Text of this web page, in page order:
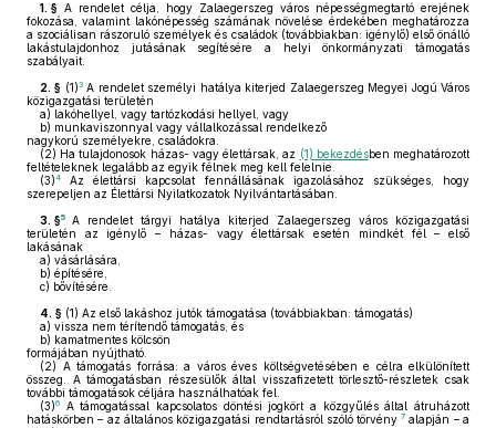
1. § A rendelet célja, hogy Zalaegerszeg város népességmegtartó erejének
fokozása, valamint lakónépesség számának növelése érdekében meghatározza
a szociálisan rászoruló személyek és családok (továbbiakban: igénylő) első önálló
lakástulajdonhoz jutásának segítésére a helyi önkormányzati támogatás
szabályait.
2. § (1)3A rendelet személyi hatálya kiterjed Zalaegerszeg Megyei Jogú Város
közigazgatási területén
a) lakóhellyel, vagy tartózkodási hellyel, vagy
b) munkaviszonnyal vagy vállalkozással rendelkező
nagykorú személyekre, családokra.
(2) Ha tulajdonosok házas- vagy élettársak, az (1) bekezdésben meghatározott
feltételeknek legalább az egyik félnek meg kell felelnie.
(3)4
Az élettársi kapcsolat fennállásának igazolásához szükséges, hogy
szerepeljen az Élettársi Nyilatkozatok Nyilvántartásában.
3. §5
A rendelet tárgyi hatálya kiterjed Zalaegerszeg város közigazgatási
területén az igénylő – házas- vagy élettársak esetén mindkét fél – első
lakásának
a) vásárlására,
b) építésére,
c) bővítésére.
4. § (1) Az első lakáshoz jutók támogatása (továbbiakban: támogatás)
a) vissza nem térítendő támogatás, és
b) kamatmentes kölcsön
formájában nyújtható.
(2) A támogatás forrása: a város éves költségvetésében e célra elkülönített
összeg. A támogatásban részesülők által visszafizetett törlesztő-részletek csak
további támogatások céljára használhatóak fel.
(3)6
A támogatással kapcsolatos döntési jogkört a közgyűlés által átruházott
hatáskörben – az általános közigazgatási rendtartásról szóló törvény 7 alapján – a